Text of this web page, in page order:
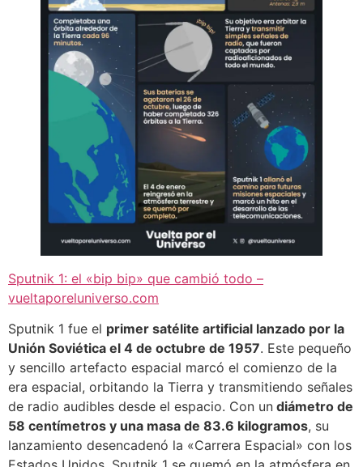
Sputnik 1: el «bip bip» que cambió todo –
vueltaporeluniverso.com
Sputnik 1 fue el primer satélite artificial lanzado por la
Unión Soviética el 4 de octubre de 1957. Este pequeño
y sencillo artefacto espacial marcó el comienzo de la
era espacial, orbitando la Tierra y transmitiendo señales
de radio audibles desde el espacio. Con un diámetro de
58 centímetros y una masa de 83.6 kilogramos, su
lanzamiento desencadenó la «Carrera Espacial» con los